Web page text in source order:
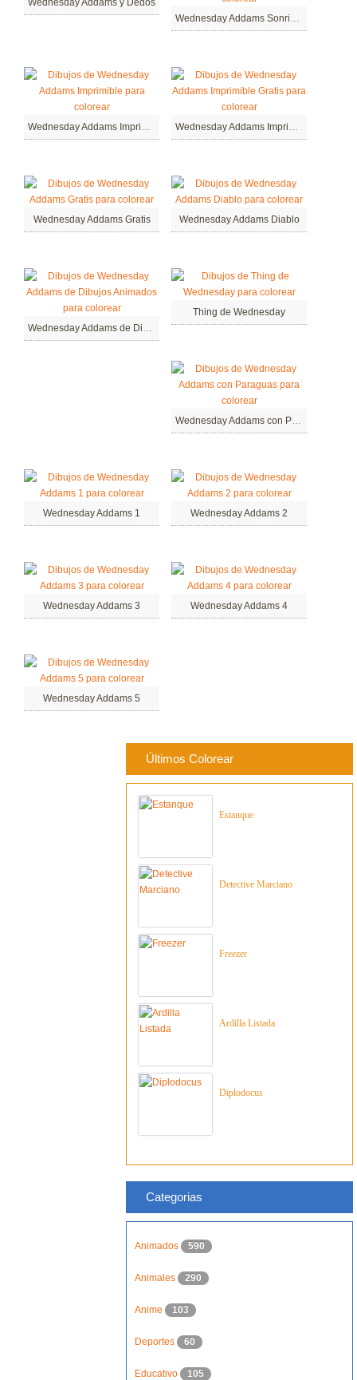
Wednesday Addams y Dedos
Wednesday Addams Sonriente
Wednesday Addams Imprimible Wednesday Addams Imprimible Gratis
Wednesday Addams Gratis Wednesday Addams Diablo
Wednesday Addams de Dibujos Animados
Thing de Wednesday
Wednesday Addams con Paraguas
Wednesday Addams 1 Wednesday Addams 2
Wednesday Addams 3 Wednesday Addams 4
Wednesday Addams 5
Últimos Colorear
Estanque
Detective Marciano
Freezer
Ardilla Listada
Diplodocus
Categorias
Animados 590
Animales 290
Anime 103
Deportes 60
Educativo 105